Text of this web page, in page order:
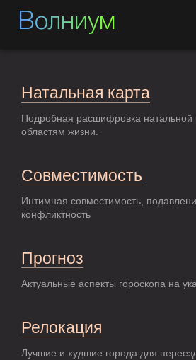
Волниум
Натальная карта
Подробная расшифровка натальной
областям жизни.
Совместимость
Интимная совместимость,
конфликтность
Прогноз
Актуальные аспекты гороскопа на
Релокация
Лучшие и худшие города для